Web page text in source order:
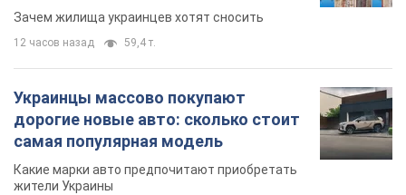
сносе домов
Зачем жилища украинцев хотят сносить
12 часов назад 59,4 т.
Украинцы массово покупают
дорогие новые авто: сколько стоит
самая популярная модель
Какие марки авто предпочитают приобретать
жители Украины